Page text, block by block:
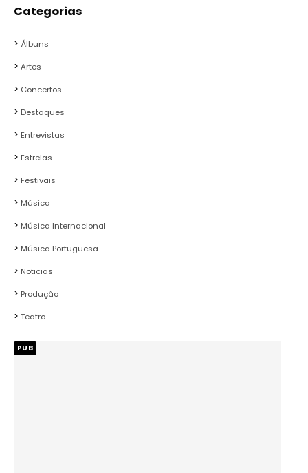
Categorias
Álbuns
Artes
Concertos
Destaques
Entrevistas
Estreias
Festivais
Música
Música Internacional
Música Portuguesa
Noticias
Produção
Teatro
PUB